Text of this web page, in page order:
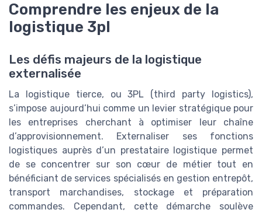
Comprendre les enjeux de la
logistique 3pl
Les défis majeurs de la logistique
externalisée
La logistique tierce, ou 3PL (third party logistics),
s’impose aujourd’hui comme un levier stratégique pour
les entreprises cherchant à optimiser leur chaîne
d’approvisionnement. Externaliser ses fonctions
logistiques auprès d’un prestataire logistique permet
de se concentrer sur son cœur de métier tout en
bénéficiant de services spécialisés en gestion entrepôt,
transport marchandises, stockage et préparation
commandes. Cependant, cette démarche soulève